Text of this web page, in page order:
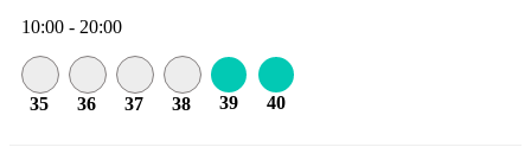
10:00 - 20:00
35 36 37 38 39 40